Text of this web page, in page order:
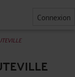
Connexion